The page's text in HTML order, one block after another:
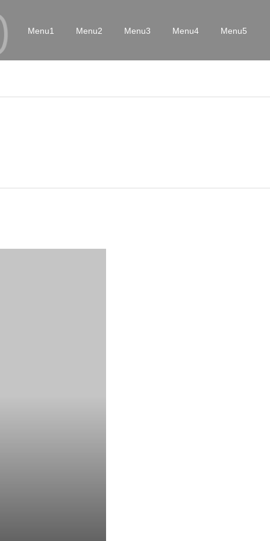
Menu1 Menu2 Menu3 Menu4 Menu5